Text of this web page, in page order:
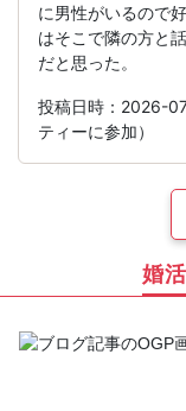
に男性がいるので
はそこで隣の方と
だと思った。
投稿日時：2026-
ティーに参加）
婚